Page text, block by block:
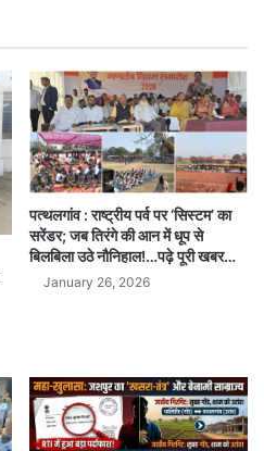
पत्थलगांव : राष्ट्रीय पर्व पर ‘सिस्टम’ का
सरेंडर; जब तिरंगे की आन में धूप से
बिलबिला उठे नौनिहाल!…पढ़े पूरी खबर…
January 26, 2026